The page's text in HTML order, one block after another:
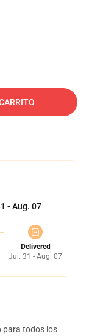
- Aug. 07
Delivered
Jul. 31 - Aug. 07
para todos los